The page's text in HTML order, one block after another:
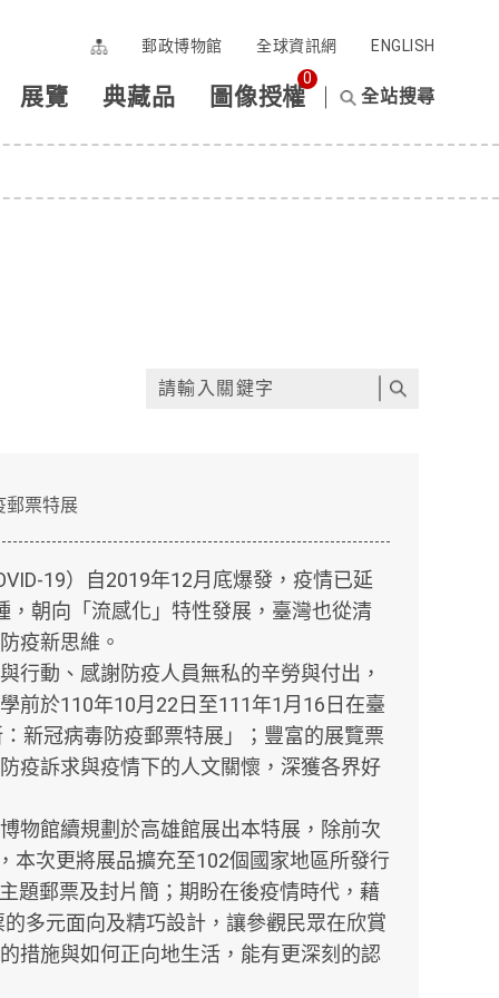
郵政博物館 全球資訊網 ENGLISH
展覽 典藏品 圖像授權
0
全站搜尋
郵票特展
19）自2019年12月底爆發，疫情已延
，朝向「流感化」特性發展，臺灣也從清
疫新思維。
行動、感謝防疫人員無私的辛勞與付出，
前於110年10月22日至111年1月16日在臺
新冠病毒防疫郵票特展」；豐富的展覽票
疫訴求與疫情下的人文關懷，深獲各界好
物館續規劃於高雄館展出本特展，除前次
本次更將展品擴充至102個國家地區所發行
題郵票及封片簡；期盼在後疫情時代，藉
多元面向及精巧設計，讓參觀民眾在欣賞
措施與如何正向地生活，能有更深刻的認